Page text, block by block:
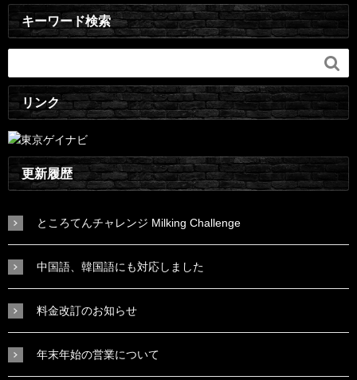
キーワード検索

リンク
更新履歴
ところてんチャレンジ Milking Challenge
中国語、韓国語にも対応しました
料金改訂のお知らせ
年末年始の営業について